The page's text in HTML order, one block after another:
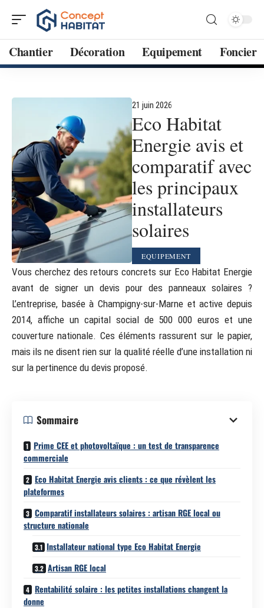
Chantier Décoration Equipement Foncier
21 juin 2026
Eco Habitat
Energie avis et
comparatif avec
les principaux
installateurs
solaires
EQUIPEMENT
Vous cherchez des retours concrets sur Eco Habitat Energie
avant de signer un devis pour des panneaux solaires ?
L’entreprise, basée à Champigny-sur-Marne et active depuis
2014, affiche un capital social de 500 000 euros et une
couverture nationale. Ces éléments rassurent sur le papier,
mais ils ne disent rien sur la qualité réelle d’une installation ni
sur la pertinence du devis proposé.
Sommaire
Prime CEE et photovoltaïque : un test de transparence
commerciale
Eco Habitat Energie avis clients : ce que révèlent les
plateformes
Comparatif installateurs solaires : artisan RGE local ou
structure nationale
Installateur national type Eco Habitat Energie
Artisan RGE local
Rentabilité solaire : les petites installations changent la
donne